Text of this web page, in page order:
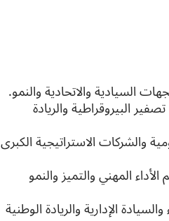
السيادية والاتحادية والنمو.
البيروقراطية والريادة
والشركات الاستراتيجية الكبرى
المهني والتميز والنمو
الإدارية والريادة الوطنية